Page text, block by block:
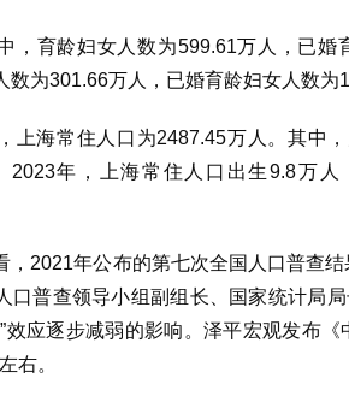
，育龄妇女人数为599.61万人， 已婚
数为301.66万人，已婚育龄妇女人数为
上海常住人口为2487.45万人。其中
2023年，上海常住人口出生9.8万
，2021年公布的第七次全国人口普查
口普查领导小组副组长、国家统计局
效应逐步减弱的影响。泽平宏观发布
右。